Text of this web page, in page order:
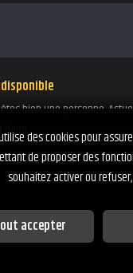
bien une personne.
dansle gestionnaire des
des cookies pour
de proposer des
souhaitez activer ou
accepter